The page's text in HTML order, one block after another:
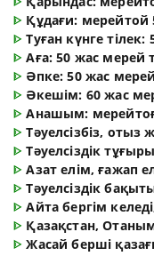
ᐈ Құдағи: мерейтой
ᐈТуған күнге
ᐈАға: 50 жас мерей
ᐈ Әпке: 50 жас
ᐈ Әкешім: 60 жас
ᐈАнашым:
ᐈТәуелсізбіз, отыз
ᐈТәуелсіздік тұғыры
ᐈАзат елім, ғажап
ᐈТәуелсіздік
ᐈАйта бергім
ᐈ Қазақстан,
ᐈЖасай берші